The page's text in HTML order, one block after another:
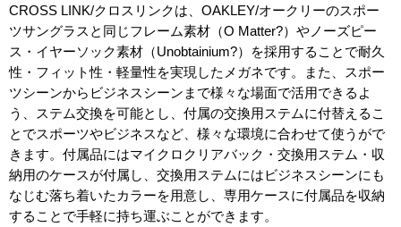
CROSS LINK/クロスリンクは、OAKLEY/オークリーのスポー
ツサングラスと同じフレーム素材（O Matter?）やノーズピー
ス・イヤーソック素材（Unobtainium?）を採用することで耐久
性・フィット性・軽量性を実現したメガネです。また、スポー
ツシーンからビジネスシーンまで様々な場面で活用できるよ
う、ステム交換を可能とし、付属の交換用ステムに付替えるこ
とでスポーツやビジネスなど、様々な環境に合わせて使うがで
きます。付属品にはマイクロクリアバック・交換用ステム・収
納用のケースが付属し、交換用ステムにはビジネスシーンにも
なじむ落ち着いたカラーを用意し、専用ケースに付属品を収納
することで手軽に持ち運ぶことができます。